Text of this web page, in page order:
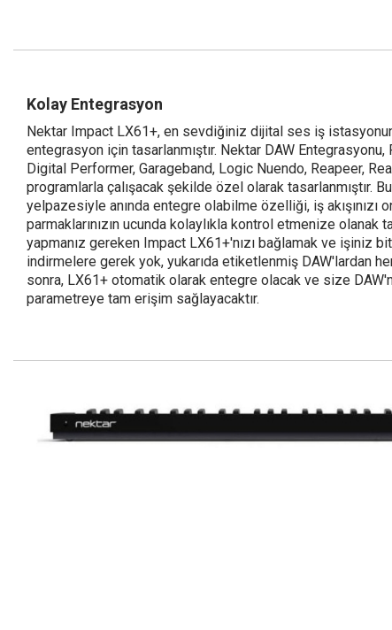
Kolay Entegrasyon
Nektar Impact LX61+, en sevdiğiniz dijital ses iş
entegrasyon için tasarlanmıştır. Nektar DAW
Digital Performer, Garageband, Logic Nuendo, Reapeer,
programlarla çalışacak şekilde özel olarak tasarlanmıştır.
yelpazesiyle anında entegre olabilme özelliği, iş akışınızı
parmaklarınızın ucunda kolaylıkla kontrol etmenize olanak
yapmanız gereken Impact LX61+'nızı bağlamak ve işiniz
indirmelere gerek yok, yukarıda etiketlenmiş DAW'lardan
sonra, LX61+ otomatik olarak entegre olacak ve size
parametreye tam erişim sağlayacaktır.